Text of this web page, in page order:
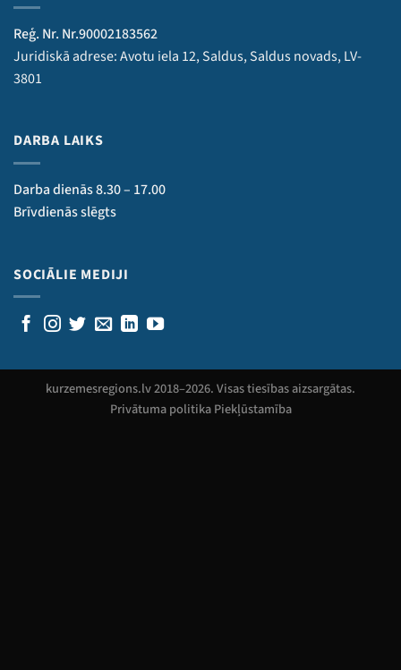
Reģ. Nr. Nr.90002183562
Juridiskā adrese: Avotu iela 12, Saldus, Saldus novads, LV-
3801
DARBA LAIKS
Darba dienās 8.30 – 17.00
Brīvdienās slēgts
SOCIĀLIE MEDIJI
kurzemesregions.lv 2018–2026. Visas tiesības aizsargātas.
Privātuma politika Piekļūstamība